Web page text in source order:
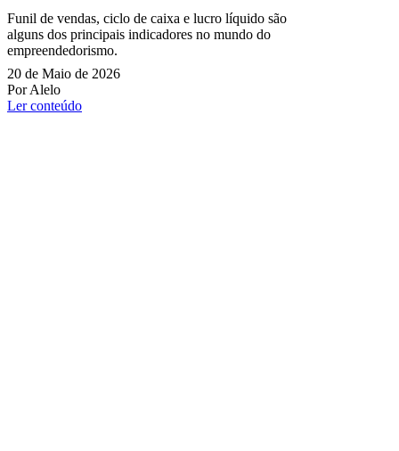
Funil de vendas, ciclo de caixa e lucro líquido são
alguns dos principais indicadores no mundo do
empreendedorismo.
20 de Maio de 2026
Por Alelo
Ler conteúdo